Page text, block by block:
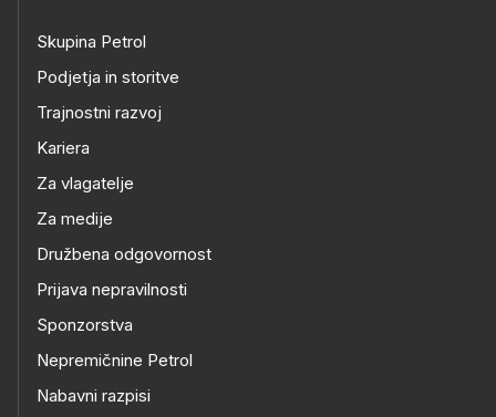
Skupina Petrol
Podjetja in storitve
Trajnostni razvoj
Kariera
Za vlagatelje
Za medije
Družbena odgovornost
Prijava nepravilnosti
Sponzorstva
Nepremičnine Petrol
Nabavni razpisi